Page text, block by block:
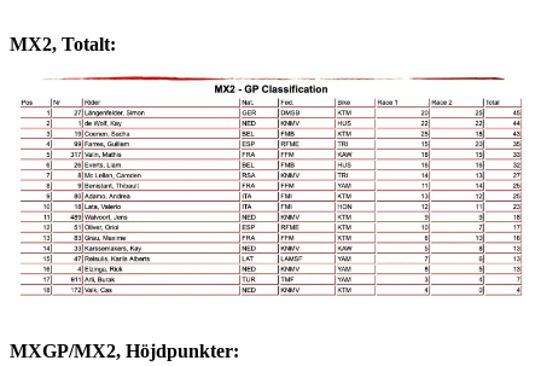
MX2, Totalt:
MXGP/MX2, Höjdpunkter: